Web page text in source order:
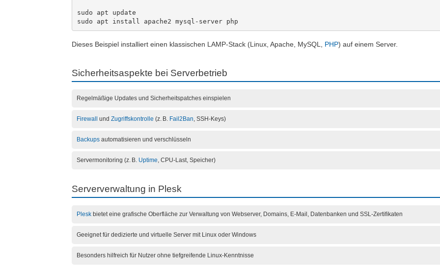
sudo apt update
Dieses Beispiel installiert einen klassischen LAMP-Stack (Linux, Apache, MySQL, PHP) auf einem Server.
Sicherheitsaspekte bei Serverbetrieb
Regelmäßige Updates und Sicherheitspatches einspielen
Firewall und Zugriffskontrolle (z. B. Fail2Ban, SSH-Keys)
Backups automatisieren und verschlüsseln
Servermonitoring (z. B. Uptime, CPU-Last, Speicher)
Serververwaltung in Plesk
Plesk bietet eine grafische Oberfläche zur Verwaltung von Webserver, Domains, E-Mail, Datenbanken und SSL-Zertifikaten
Geeignet für dedizierte und virtuelle Server mit Linux oder Windows
Besonders hilfreich für Nutzer ohne tiefgreifende Linux-Kenntnisse